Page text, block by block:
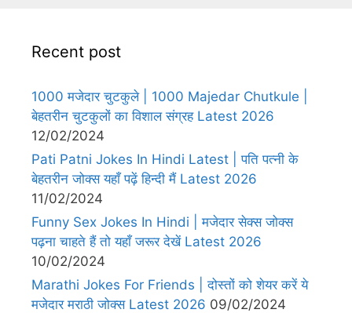
Recent post
1000 मजेदार चुटकुले | 1000 Majedar Chutkule |
बेहतरीन चुटकुलों का विशाल संग्रह Latest 2026
12/02/2024
Pati Patni Jokes In Hindi Latest | पति पत्नी के
बेहतरीन जोक्स यहाँ पढ़ें हिन्दी मैं Latest 2026
11/02/2024
Funny Sex Jokes In Hindi | मजेदार सेक्स जोक्स
पढ़ना चाहते हैं तो यहाँ जरूर देखें Latest 2026
10/02/2024
Marathi Jokes For Friends | दोस्तों को शेयर करें ये
मजेदार मराठी जोक्स Latest 2026 09/02/2024